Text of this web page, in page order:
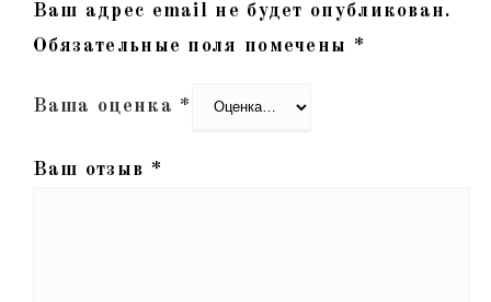
Ваш адрес email не будет опубликован.
Обязательные поля помечены *
Ваша оценка *
Ваш отзыв *